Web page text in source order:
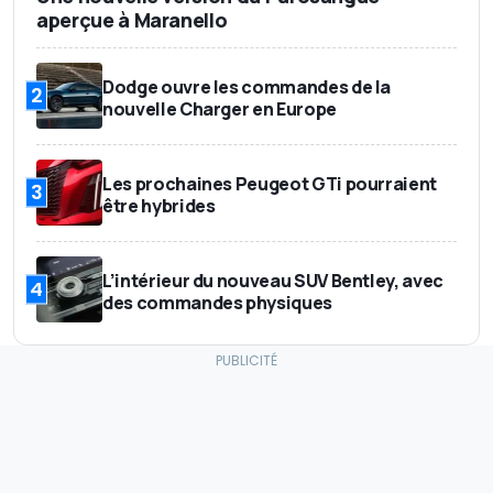
aperçue à Maranello
2
Dodge ouvre les commandes de la
nouvelle Charger en Europe
3
Les prochaines Peugeot GTi pourraient
être hybrides
4
L’intérieur du nouveau SUV Bentley, avec
des commandes physiques